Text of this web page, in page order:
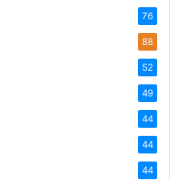
76
88
52
49
44
44
44